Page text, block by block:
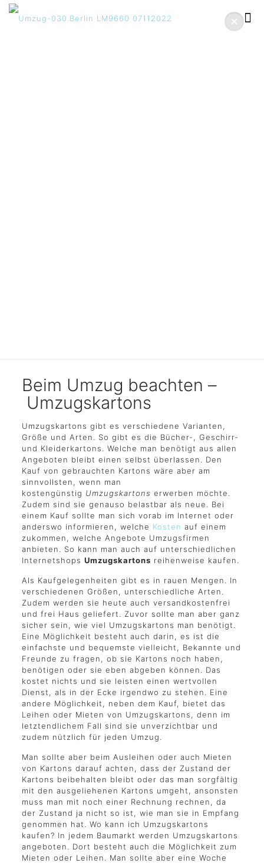
Beim Umzug beachten –
Umzugskartons
Umzugskartons gibt es verschiedene Varianten,
Größe und Arten. So gibt es die Bücher-, Geschirr-
und Kleiderkartons. Welche man benötigt aus allen
Angeboten bleibt einen selbst überlassen. Den
Kauf von gebrauchten Kartons wäre aber am
sinnvollsten, wenn man
kostengünstig Umzugskartons erwerben möchte.
Zudem sind sie genauso belastbar als neue. Bei
einem Kauf sollte man sich vorab im Internet oder
anderswo informieren, welche Kosten auf einem
zukommen, welche Angebote Umzugsfirmen
anbieten. So kann man auch auf unterschiedlichen
Internetshops Umzugskartons reihenweise kaufen.
Als Kaufgelegenheiten gibt es in rauen Mengen. In
verschiedenen Größen, unterschiedliche Arten.
Zudem werden sie heute auch versandkostenfrei
und frei Haus geliefert. Zuvor sollte man aber ganz
sicher sein, wie viel Umzugskartons man benötigt.
Eine Möglichkeit besteht auch darin, es ist die
einfachste und bequemste vielleicht, Bekannte und
Freunde zu fragen, ob sie Kartons noch haben,
benötigen oder sie eben abgeben können. Das
kostet nichts und sie leisten einen wertvollen
Dienst, als in der Ecke irgendwo zu stehen. Eine
andere Möglichkeit, neben dem Kauf, bietet das
Leihen oder Mieten von Umzugskartons, denn im
letztendlichem Fall sind sie unverzichtbar und
zudem nützlich für jeden Umzug.
Man sollte aber beim Ausleihen oder auch Mieten
von Kartons darauf achten, dass der Zustand der
Kartons beibehalten bleibt oder das man sorgfältig
mit den ausgeliehenen Kartons umgeht, ansonsten
muss man mit noch einer Rechnung rechnen, da
der Zustand ja nicht so ist, wie man sie in Empfang
genommen hat. Wo kann ich Umzugskartons
kaufen? In jedem Baumarkt werden Umzugskartons
angeboten. Dort besteht auch die Möglichkeit zum
Mieten oder Leihen. Man sollte aber eine Woche